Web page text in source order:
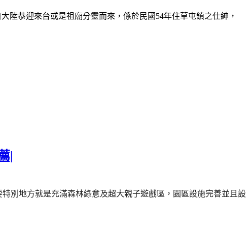
陸恭迎來台或是祖廟分靈而來，係於民國 54年住草屯鎮之仕紳，
|
特別地方就是充滿森林綠意及超大親子遊戲區，園區設施完善並且設